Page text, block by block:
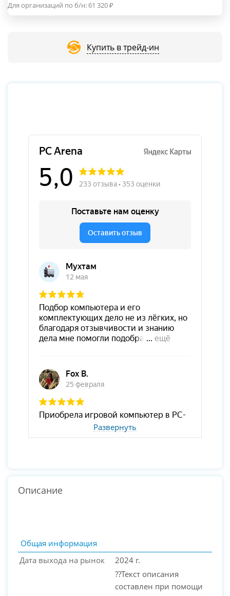
Для организаций по б/н:61 320₽
Купить в трейд-ин
Развернуть
Описание
Общая информация
Дата выхода на рынок
2024 г.
??Текст описания
составлен при помощи